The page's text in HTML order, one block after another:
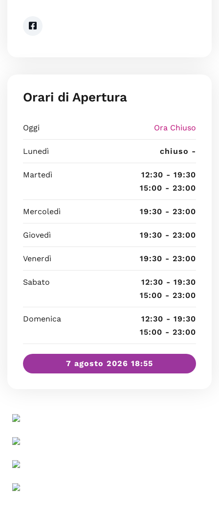
Orari di Apertura
Oggi Ora Chiuso
Lunedì chiuso -
Martedì
12:30 - 19:30
15:00 - 23:00
Mercoledì 19:30 - 23:00
Giovedì 19:30 - 23:00
Venerdì 19:30 - 23:00
Sabato
12:30 - 19:30
15:00 - 23:00
Domenica
12:30 - 19:30
15:00 - 23:00
7 agosto 2026 18:55